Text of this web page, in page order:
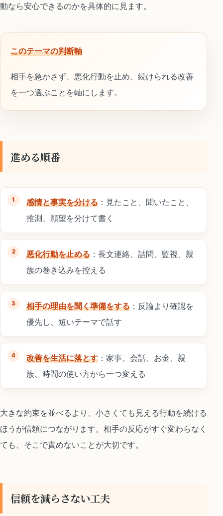
動なら安心できるのかを具体的に見ます。
このテーマの判断軸
相手を急かさず、悪化行動を止め、続けられる改善
を一つ選ぶことを軸にします。
進める順番
感情と事実を分ける ：見たこと、聞いたこと、
推測、願望を分けて書く
悪化行動を止める ：長文連絡、詰問、監視、親
族の巻き込みを控える
相手の理由を聞く準備をする ：反論より確認を
優先し、短いテーマで話す
改善を生活に落とす ：家事、会話、お金、親
族、時間の使い方から一つ変える
大きな約束を並べるより、小さくても見える行動を続ける
ほうが信頼につながります。相手の反応がすぐ変わらなく
ても、そこで責めないことが大切です。
信頼を減らさない工夫